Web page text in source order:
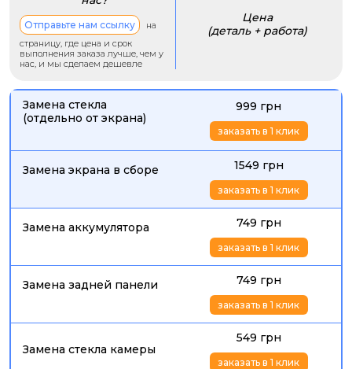
Отправьте нам ссылку
на
страницу, где цена и срок
выполнения заказа лучше, чем у
нас, и мы сделаем дешевле
Цена
(деталь + работа)
Замена стекла
(отдельно от экрана)
999 грн
заказать в 1 клик
Замена экрана в сборе 1549 грн
заказать в 1 клик
Замена аккумулятора 749 грн
заказать в 1 клик
Замена задней панели 749 грн
заказать в 1 клик
Замена стекла камеры
549 грн
заказать в 1 клик